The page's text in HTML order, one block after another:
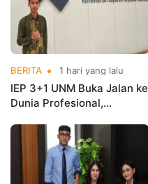
BERITA 1 hari yang lalu
IEP 3+1 UNM Buka Jalan ke
Dunia Profesional,
Kementerian Koperasi